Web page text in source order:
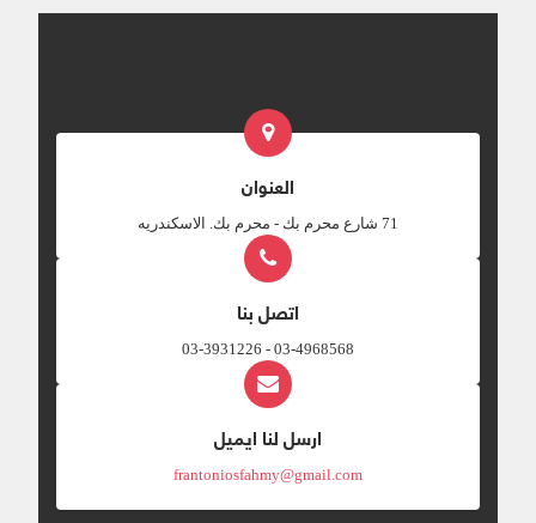
العنوان
‎71 شارع محرم بك - محرم بك. الاسكندريه
اتصل بنا
03-4968568 - 03-3931226
ارسل لنا ايميل
frantoniosfahmy@gmail.com